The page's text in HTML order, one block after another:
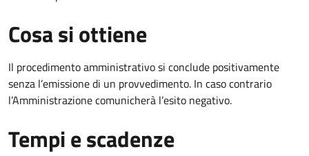
Cosa si ottiene
Il procedimento amministrativo si conclude positivamente
senza l’emissione di un provvedimento. In caso contrario
l’Amministrazione comunicherà l’esito negativo.
Tempi e scadenze